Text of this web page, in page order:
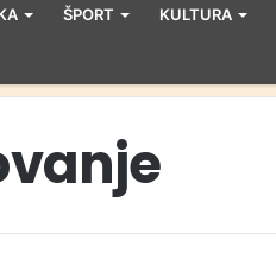
ŠPORT KULTURA